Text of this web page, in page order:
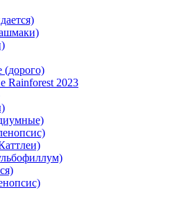
(дорого)
Rainforest 2023